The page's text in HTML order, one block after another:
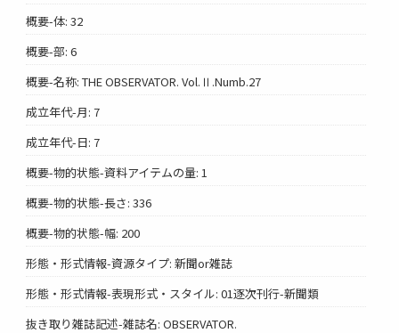
概要-体: 32
概要-部: 6
概要-名称: THE OBSERVATOR. Vol.Ⅱ.Numb.27
成立年代-月: 7
成立年代-日: 7
概要-物的状態-資料アイテムの量: 1
概要-物的状態-長さ: 336
概要-物的状態-幅: 200
形態・形式情報-資源タイプ: 新聞or雑誌
形態・形式情報-表現形式・スタイル: 01逐次刊行-新聞類
抜き取り雑誌記述-雑誌名: OBSERVATOR.